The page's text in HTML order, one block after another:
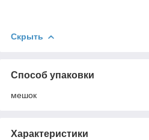
Скрыть
Способ упаковки
мешок
Характеристики